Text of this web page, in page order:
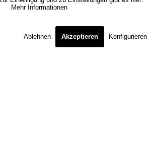
Mehr Informationen
Ablehnen Akzeptieren Konfigurieren